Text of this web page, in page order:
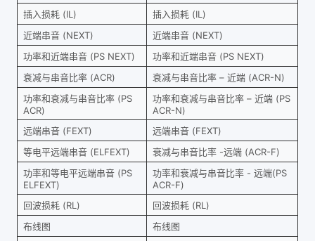
插入损耗 (IL)
插入损耗 (IL)
近端串音 (NEXT)
近端串音 (NEXT)
功率和近端串音 (PS NEXT)
功率和近端串音 (PS NEXT)
衰减与串音比率 (ACR)
衰减与串音比率 – 近端 (ACR-N)
功率和衰减与串音比率 (PS
ACR)
功率和衰减与串音比率 – 近端 (PS
ACR-N)
远端串音 (FEXT)
远端串音 (FEXT)
等电平远端串音 (ELFEXT)
衰减与串音比率 -远端 (ACR-F)
功率和等电平远端串音 (PS
ELFEXT)
功率和衰减与串音比率 - 远端(PS
ACR-F)
回波损耗 (RL)
回波损耗 (RL)
布线图
布线图